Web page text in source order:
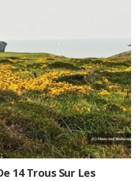
14 Trous Sur Les